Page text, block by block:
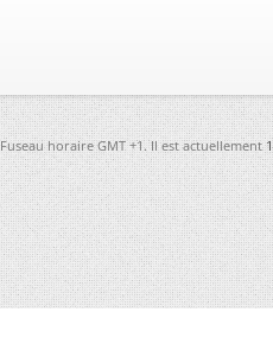
Fuseau horaire GMT +1. Il est actuellement